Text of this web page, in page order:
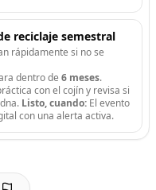
reciclaje semestral
rápidamente si no se
dentro de 6 meses.
con el cojín y revisa si
Listo, cuando: El evento
con una alerta activa.